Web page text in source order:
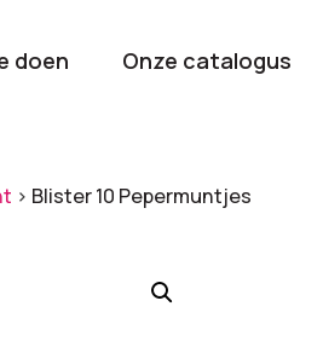
doen Onze catalogus
> Blister 10 Pepermuntjes